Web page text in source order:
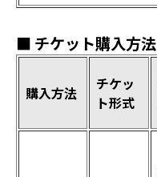
■ チケット購入方法
購入方法
チケッ
ト形式